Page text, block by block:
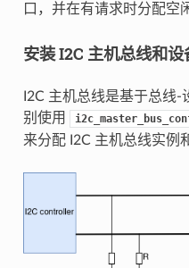
口，并在有请求时分配空
安装 I2C 主机总线和设
I2C 主机总线是基于总线
别使用
来分配 I2C 主机总线实例